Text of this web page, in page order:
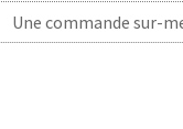
Une commande sur-